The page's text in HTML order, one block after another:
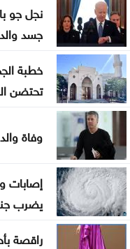
المنتخب الوطني ت 20 يتغلب على نظيره الكويتي وديا
الصفدي والزياني
وسبل إنهاء التصعيد
اضطرابات جوية
الأيام المقبلة
تركيا تطالب روسيا
الأسود
رحلة في ذاكرة
نادي العاملين
نجل جو
جسد
خطبة
تحتضن
وفاة
إصابات
يضرب
راقصة